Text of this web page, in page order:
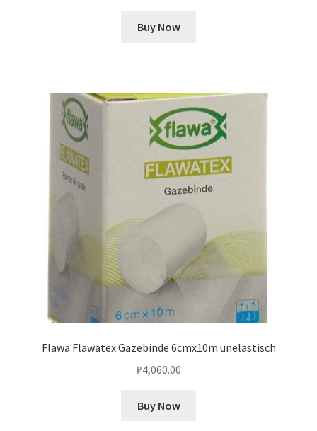
Buy Now
Flawa Flawatex Gazebinde 6cmx10m unelastisch
₽4,060.00
Buy Now